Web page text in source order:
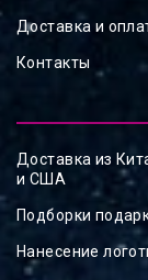
Доставка и
Контакты
Доставка из
и США
Подборки
Нанесение